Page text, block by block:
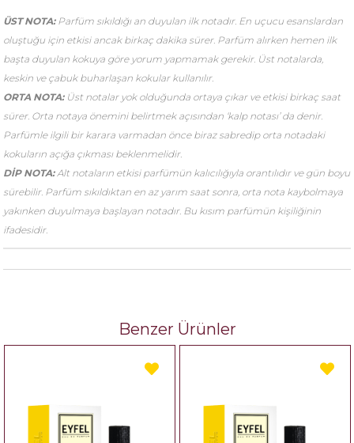
ÜST NOTA:Parfüm sıkıldığı an duyulan ilk notadır. En uçucu esanslardan
oluştuğu için etkisi ancak birkaç dakika sürer. Parfüm alırken hemen ilk
başta duyulan kokuya göre yorum yapmamak gerekir. Üst notalarda,
keskin ve çabuk buharlaşan kokular kullanılır.
ORTA NOTA: Üst notalar yok olduğunda ortaya çıkar ve etkisi birkaç saat
sürer. Orta notaya önemini belirtmek açısından ‘kalp notası’ da denir.
Parfümle ilgili bir karara varmadan önce biraz sabredip orta notadaki
kokuların açığa çıkması beklenmelidir.
DİP NOTA:Alt notaların etkisi parfümün kalıcılığıyla orantılıdır ve gün boyu
sürebilir. Parfüm sıkıldıktan en az yarım saat sonra, orta nota kaybolmaya
yakınken duyulmaya başlayan notadır. Bu kısım parfümün kişiliğinin
ifadesidir.
Benzer Ürünler